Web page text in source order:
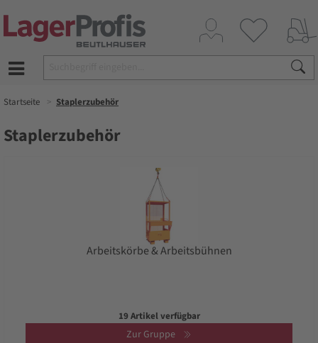
Startseite Staplerzubehör
Staplerzubehör
Arbeitskörbe & Arbeitsbühnen
19 Artikel verfügbar
Zur Gruppe